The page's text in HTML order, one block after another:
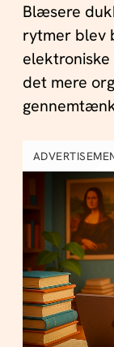
Blæsere
rytmer blev
det mere